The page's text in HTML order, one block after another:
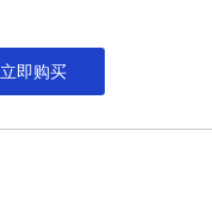
立即购买